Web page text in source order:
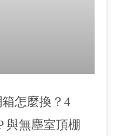
怎麼換？4
與無塵室頂棚